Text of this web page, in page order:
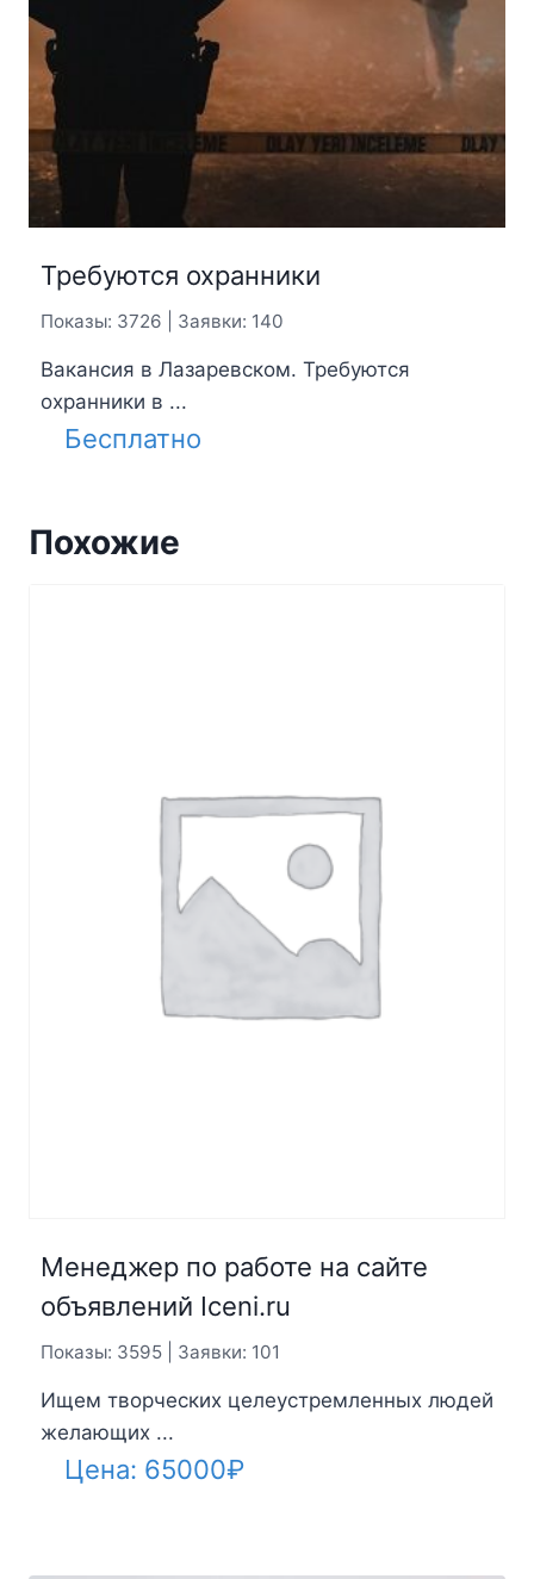
Требуются охранники
Показы: 3726 | Заявки: 140
Вакансия в Лазаревском. Требуются
охранники в ...
Бесплатно
Похожие
Менеджер по работе на сайте
объявлений Iceni.ru
Показы: 3595 | Заявки: 101
Ищем творческих целеустремленных людей
желающих ...
Цена: 65000₽